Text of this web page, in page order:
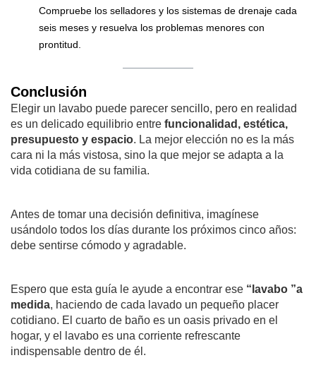
Compruebe los selladores y los sistemas de drenaje cada
seis meses y resuelva los problemas menores con
prontitud.
Conclusión
Elegir un lavabo puede parecer sencillo, pero en realidad
es un delicado equilibrio entre funcionalidad, estética,
presupuesto y espacio. La mejor elección no es la más
cara ni la más vistosa, sino la que mejor se adapta a la
vida cotidiana de su familia.
Antes de tomar una decisión definitiva, imagínese
usándolo todos los días durante los próximos cinco años:
debe sentirse cómodo y agradable.
Espero que esta guía le ayude a encontrar ese “lavabo ”a
medida, haciendo de cada lavado un pequeño placer
cotidiano. El cuarto de baño es un oasis privado en el
hogar, y el lavabo es una corriente refrescante
indispensable dentro de él.